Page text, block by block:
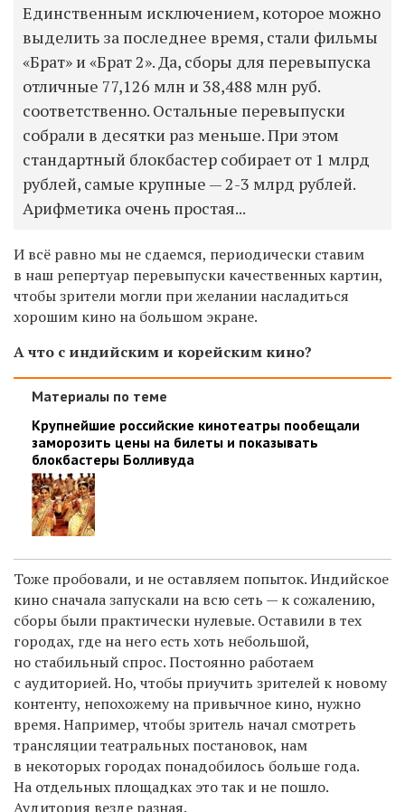
Единственным исключением, которое можно
выделить за последнее время, стали фильмы
«Брат» и «Брат 2». Да, сборы для перевыпуска
отличные 77,126 млн и 38,488 млн руб.
соответственно. Остальные перевыпуски
собрали в десятки раз меньше. При этом
стандартный блокбастер собирает от 1 млрд
рублей, самые крупные — 2-3 млрд рублей.
Арифметика очень простая...
И всё равно мы не сдаемся, периодически ставим
в наш репертуар перевыпуски качественных картин,
чтобы зрители могли при желании насладиться
хорошим кино на большом экране.
А что с индийским и корейским кино?
Материалы по теме
Крупнейшие российские кинотеатры пообещали
заморозить цены на билеты и показывать
блокбастеры Болливуда
Тоже пробовали, и не оставляем попыток. Индийское
кино сначала запускали на всю сеть — к сожалению,
сборы были практически нулевые. Оставили в тех
городах, где на него есть хоть небольшой,
но стабильный спрос. Постоянно работаем
с аудиторией. Но, чтобы приучить зрителей к новому
контенту, непохожему на привычное кино, нужно
время. Например, чтобы зритель начал смотреть
трансляции театральных постановок, нам
в некоторых городах понадобилось больше года.
На отдельных площадках это так и не пошло.
Аудитория везде разная.